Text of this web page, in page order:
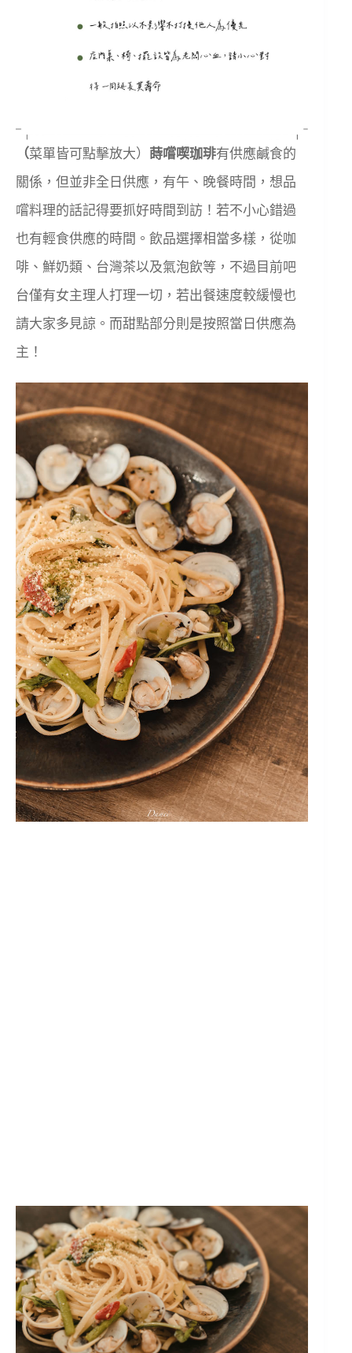
（菜單皆可點擊放大） 蒔嚐喫珈琲有供應鹹食的
關係，但並非全日供應，有午、晚餐時間，想品
嚐料理的話記得要抓好時間到訪！若不小心錯過
也有輕食供應的時間。飲品選擇相當多樣，從咖
啡、鮮奶類、台灣茶以及氣泡飲等，不過目前吧
台僅有女主理人打理一切，若出餐速度較緩慢也
請大家多見諒。而甜點部分則是按照當日供應為
主！